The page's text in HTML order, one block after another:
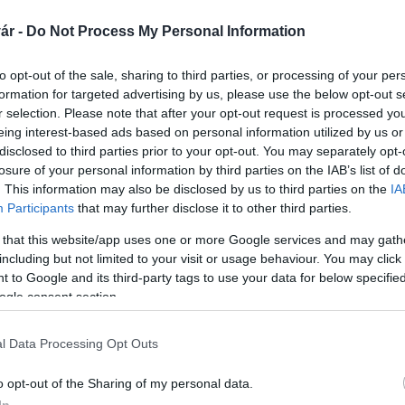
- Do Not Process My Personal Information
opt-out of the sale, sharing to third parties, or processing of your
for targeted advertising by us, please use the below opt-out
selection. Please note that after your opt-out request is processed
interest-based ads based on personal information utilized by us
to third parties prior to your opt-out. You may separately
of your personal information by third parties on the IAB’s list of
This information may also be disclosed by us to third parties on the
Participants that may further disclose it to other third parties.
that this website/app uses one or more Google services and may
but not limited to your visit or usage behaviour. You may
to Google and its third-party tags to use your data for below
consent section.
Data Processing Opt Outs
opt-out of the Sharing of my personal data.
Kovács Attila
párzása, üzekedése, azaz barcogása.